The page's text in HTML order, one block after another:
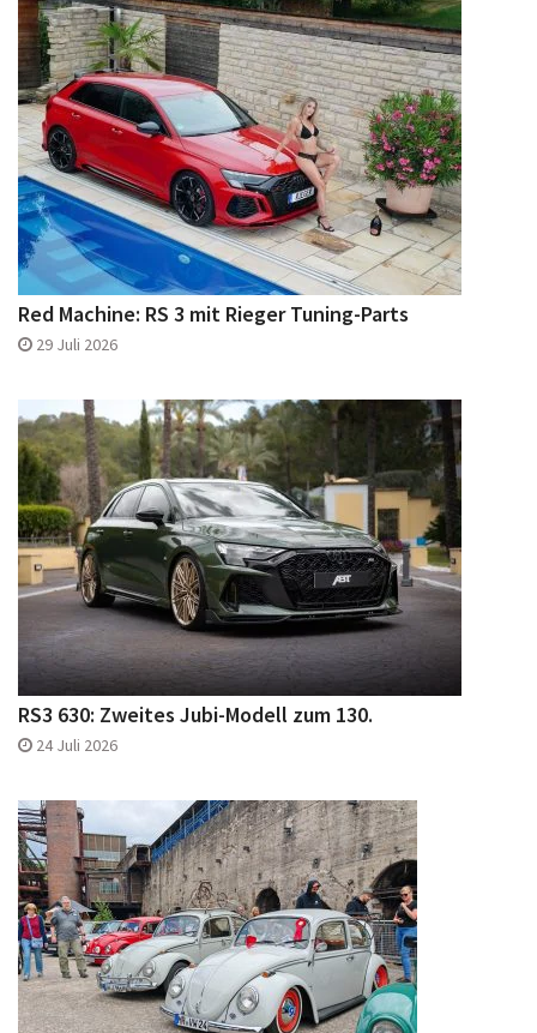
Red Machine: RS 3 mit Rieger Tuning-Parts
29 Juli 2026
RS3 630: Zweites Jubi-Modell zum 130.
24 Juli 2026